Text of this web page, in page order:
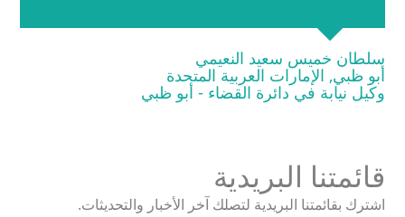
سلطان خميس سعيد النعيمي
أبو ظبي, الإمارات العربية المتحدة
وكيل نيابة في دائرة القضاء - أبو ظبي
قائمتنا البريدية
اشترك بقائمتنا البريدية لتصلك آخر الأخبار والتحديثات.